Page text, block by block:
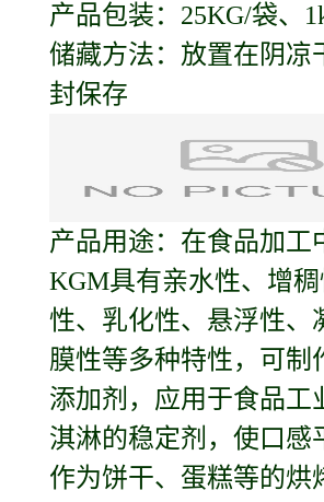
产品包装：25KG/袋、
储藏方法：放置在阴凉
封保存
产品用途：在食品加工
KGM具有亲水性、增
性、乳化性、悬浮性、
膜性等多种特性，可制
添加剂，应用于食品工
淇淋的稳定剂，使口感
作为饼干、蛋糕等的烘